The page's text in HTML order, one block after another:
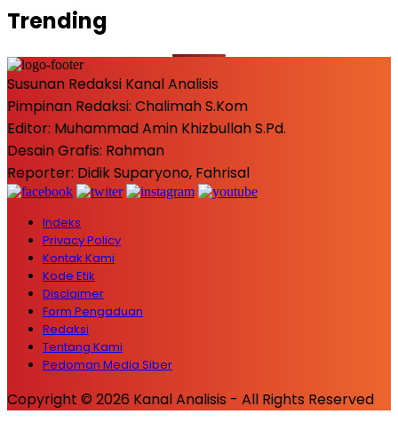
Trending
Susunan Redaksi Kanal Analisis
Pimpinan Redaksi: Chalimah S.Kom
Editor: Muhammad Amin Khizbullah S.Pd.
Desain Grafis: Rahman
Reporter: Didik Suparyono, Fahrisal
Indeks
Privacy Policy
Kontak Kami
Kode Etik
Disclaimer
Form Pengaduan
Redaksi
Tentang Kami
Pedoman Media Siber
Copyright © 2026 Kanal Analisis - All Rights Reserved